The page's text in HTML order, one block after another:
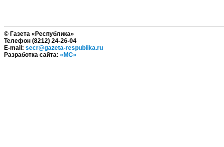
© Газета «Республика»
Телефон (8212) 24-26-04
E-mail: secr@gazeta-respublika.ru
Разработка сайта: «МС»